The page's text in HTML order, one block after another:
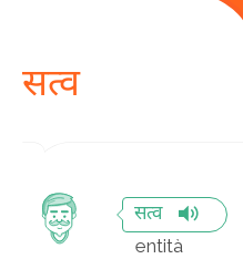
सत्व
सत्व
entità